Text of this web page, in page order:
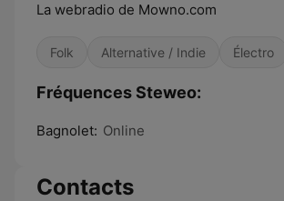
La webradio de Mowno.com
Folk Alternative / Indie Électro
Fréquences Steweo:
Bagnolet: Online
Contacts